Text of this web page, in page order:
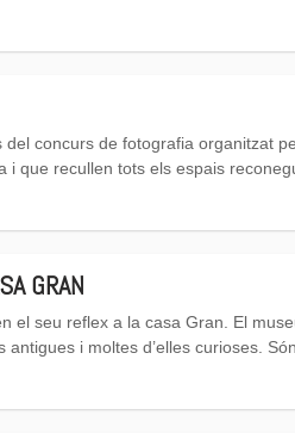
concurs de fotografia organitzat
i que recullen tots els espais
GRAN
el seu reflex a la casa Gran. El
i moltes d’elles curioses.